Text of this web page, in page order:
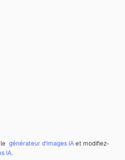
générateur d’images IAet modifiez-
IA.